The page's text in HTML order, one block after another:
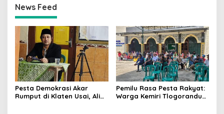
News Feed
Pesta Demokrasi Akar
Rumput di Klaten Usai, Alim
Pemilu Rasa Pesta Rakyat:
Warga Kemiri Tlogorandu